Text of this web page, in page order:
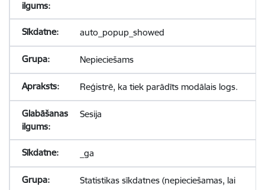
auto_popup_showed
Nepieciešams
Reģistrē, ka tiek parādīts modālais logs.
Sesija
_ga
Statistikas sīkdatnes (nepieciešamas, lai